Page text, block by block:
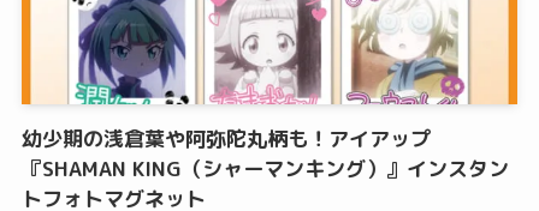
幼少期の浅倉葉や阿弥陀丸柄も！アイアップ
『SHAMAN KING（シャーマンキング）』インスタン
トフォトマグネット